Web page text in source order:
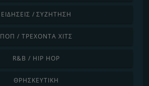
ΕΙΔΉΣΕΙΣ / ΣΥΖΉΤΗΣΗ
ΠΟΠ / ΤΡΈΧΟΝΤΑ ΧΙΤΣ
R&B / HIP HOP
ΘΡΗΣΚΕΥΤΙΚΉ